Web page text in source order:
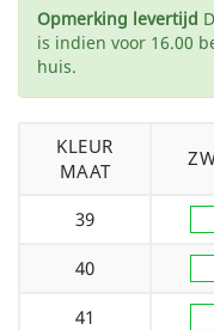
Opmerking levertijd
is indien voor 16.00
huis.
KLEUR
MAAT
39
40
41